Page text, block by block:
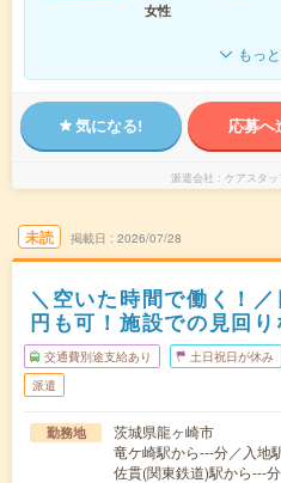
女性
もっ
気になる! 応募へ
派遣会社 ケアスタッ
未読 掲載日 2026/07/28
＼空いた時間で働く！
円も可！施設での見回り
交通費別途支給あり 土日祝日が休み
派遣
勤務地
茨城県龍ヶ崎市
竜ケ崎駅から---分／入地
佐貫(関東鉄道)駅から---分